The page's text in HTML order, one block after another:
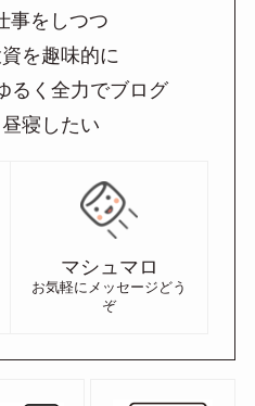
事をしつつ
を趣味的に
るく全力でブログ
寝したい
マシュマロ
お気軽にメッセージどう
ぞ